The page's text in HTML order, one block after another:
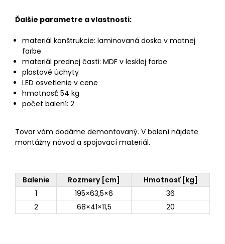
Ďalšie parametre a vlastnosti:
materiál konštrukcie: laminovaná doska v matnej
farbe
materiál prednej časti: MDF v lesklej farbe
plastové úchyty
LED osvetlenie v cene
hmotnosť: 54 kg
počet balení: 2
Tovar vám dodáme demontovaný. V balení nájdete
montážny návod a spojovací materiál.
Balenie Rozmery [cm]
Hmotnosť [kg]
1
195×63,5×6
36
2
68×41×11,5 20